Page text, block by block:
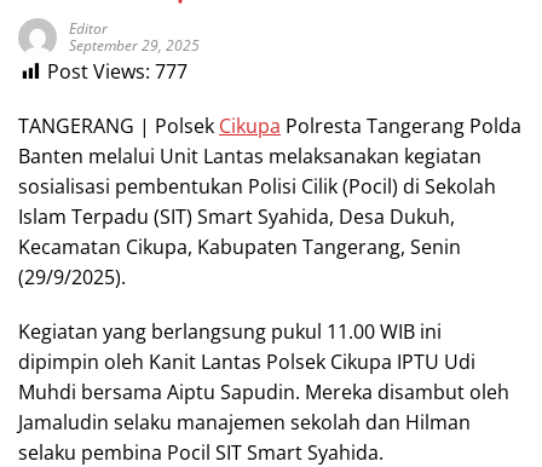
Editor
September 29, 2025
Post Views: 777
TANGERANG | Polsek Cikupa Polresta Tangerang Polda
Banten melalui Unit Lantas melaksanakan kegiatan
sosialisasi pembentukan Polisi Cilik (Pocil) di Sekolah
Islam Terpadu (SIT) Smart Syahida, Desa Dukuh,
Kecamatan Cikupa, Kabupaten Tangerang, Senin
(29/9/2025).
Kegiatan yang berlangsung pukul 11.00 WIB ini
dipimpin oleh Kanit Lantas Polsek Cikupa IPTU Udi
Muhdi bersama Aiptu Sapudin. Mereka disambut oleh
Jamaludin selaku manajemen sekolah dan Hilman
selaku pembina Pocil SIT Smart Syahida.